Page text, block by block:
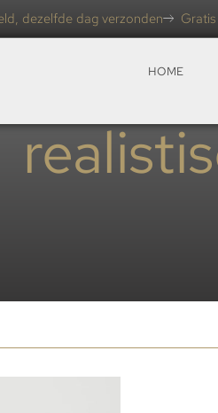
dezelfde dag verzonden
HOME